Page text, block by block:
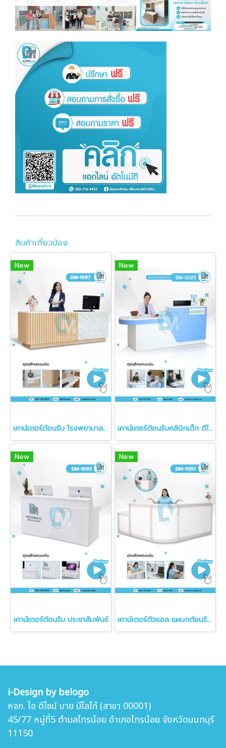
สินค้าเกี่ยวข้อง
New
เคาน์เตอร์ต้อนรับ โรงพยาบาล คลินิก
New
เคาน์เตอร์ต้อนรับคลินิกเด็ก ดีไซน์ล้ำสมัย ลักษณะโค้งมน DM-1021
New
เคาน์เตอร์ต้อนรับ ประชาสัมพันธ์
New
เคาน์เตอร์ตัวแอล แผนกต้อนรับ สถานพยาบาล ทำงานได้สองฝั่ง DM-1051
i-Design by belogo
หจก. ไอ ดีไซน์ บาย บีโลโก้ (สาขา 00001)
45/77 หมู่ที่5 ตำบลไทรน้อย อำเภอไทรน้อย จังหวัดนนทบุรี
11150